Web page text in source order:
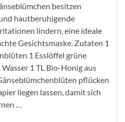
besitzen
hautberuhigende
lindern, eine ideale
Gesichtsmaske. Zutaten 1
1 Esslöffel grüne
​1 TL Bio-Honig aus
pflücken
liegen lassen, damit sich
…